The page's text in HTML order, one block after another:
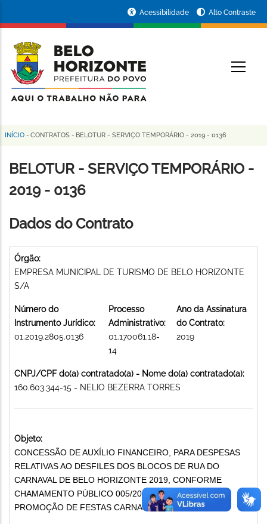
conteúdo
principal
da
Prefeitura
de
Horizonte
Acessibilidade Alto Contraste
Trilha
de
navegação
INÍCIO - CONTRATOS - BELOTUR - SERVIÇO TEMPORÁRIO - 2019 - 0136
BELOTUR - SERVIÇO TEMPORÁRIO -
2019 - 0136
Dados do Contrato
Órgão:
EMPRESA MUNICIPAL DE TURISMO DE BELO HORIZONTE
S/A
Número do
Instrumento Jurídico:
01.2019.2805.0136
Processo
Administrativo:
01.170061.18-
14
Ano da Assinatura
do Contrato:
2019
CNPJ/CPF do(a) contratado(a) - Nome do(a) contratado(a):
160.603.344-15 - NELIO BEZERRA TORRES
Objeto:
CONCESSÃO DE AUXÍLIO FINANCEIRO, PARA DESPESAS
RELATIVAS AO DESFILES DOS BLOCOS DE RUA DO
CARNAVAL DE BELO HORIZONTE 2019, CONFORME
CHAMAMENTO PÚBLICO 005/2018 E SEUS ANEXOS
PROMOÇÃO DE FESTAS CARNAVALESCAS